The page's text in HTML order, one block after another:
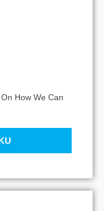
How We Can